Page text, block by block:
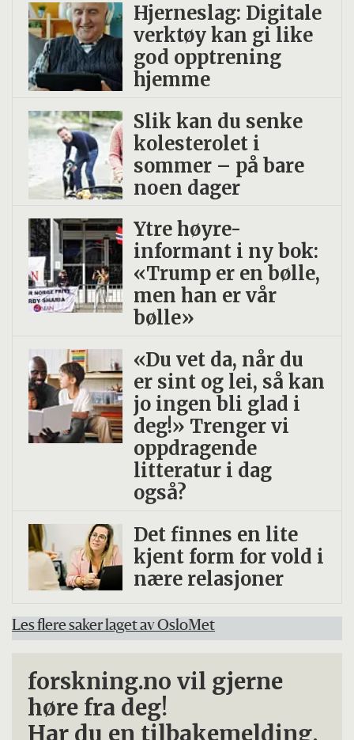
Hjerneslag: Digitale
verktøy kan gi like
god opptrening
hjemme
Slik kan du senke
kolesterolet i
sommer – på bare
noen dager
Ytre høyre-
informant i ny bok:
«Trump er en bølle,
men han er vår
bølle»
«Du vet da, når du
er sint og lei, så kan
jo ingen bli glad i
deg!» Trenger vi
oppdragende
litteratur i dag
også?
Det finnes en lite
kjent form for vold i
nære relasjoner
Les flere saker laget av OsloMet
forskning.no vil gjerne
høre fra deg!
Har du en tilbakemelding,